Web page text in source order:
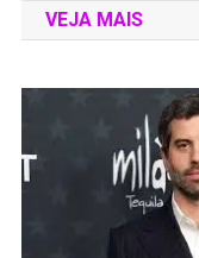
VEJA MAIS